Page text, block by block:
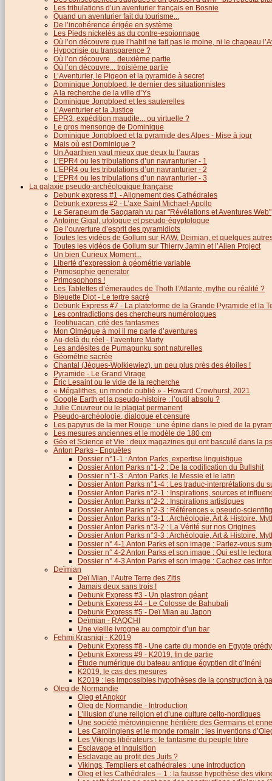
Les tribulations d’un aventurier français en Bosnie
Quand un aventurier fait du tourisme...
De l’incohérence érigée en système
Les Pieds nickelés as du contre-espionnage
Où l’on découvre que l’habit ne fait pas le moine, ni le chapeau
Hypocrisie ou transparence ?
Où l’on découvre... deuxième partie
Où l’on découvre... troisième partie
L’Aventurier, le Pigeon et la pyramide à secret
Dominique Jongbloed, le dernier des situationnistes
A la recherche de la ville d’Ys
Dominique Jongbloed et les sauterelles
L’Aventurier et la Justice
EPR3, expédition maudite... ou virtuelle ?
Le gros mensonge de Dominique
Dominique Jongbloed et la pyramide des Alpes - Mise à jour
Mais où est Dominique ?
Un Agarthien vaut mieux que deux tu l’auras
L’EPR4 ou les tribulations d’un navranturier - 1
L’EPR4 ou les tribulations d’un navranturier - 2
L’EPR4 ou les tribulations d’un navranturier - 3
La galaxie pseudo-archéologique française
Debunk express #1 - Alignement des Cathédrales
Debunk express #2 - L’axe Saint Michael-Apollo
Le Serapeum de Saqqarah vu par "Révélations et Aventures Web"
Antoine Gigal, ufologue et pseudo-égyptologue
De l’ouverture d’esprit des pyramidiots
Toutes les vidéos de Gollum sur RAW, Deimian, et quelques
Toutes les vidéos de Gollum sur Thierry Jamin et l’Alien Project
Un bien Curieux Moment...
Liberté d’expression à géométrie variable
Primosophie generator
Primosophons !
Les Tablettes d’émeraudes de Thoth l’Atlante, mythe ou réalité ?
Bleuette Diot - Le tertre sacré
Debunk Express #7 - La plateforme de la Grande Pyramide et la
Les contradictions des chercheurs numérologues
Teotihuacan, cité des fantasmes
Mon Olmèque à moi il me parle d’aventures
Au-delà du réel - l’aventure Marty
Les andésites de Pumapunku sont naturelles
Géométrie sacrée
Chantal (Jègues-Wolkiewiez), un peu plus près des étoiles !
Pyramide - Le Grand Virage
Éric Lesaint ou le vide de la recherche
« Mégalithes, un monde oublié » - Howard Crowhurst, 2021
Google Earth et la pseudo-histoire : l’outil absolu ?
Julie Couvreur ou le plagiat permanent
Pseudo-archéologie, dialogue et censure
Les papyrus de la mer Rouge : une épine dans le pied de la
Les mesures anciennes et le modèle de 180 cm
Géo et Science et Vie : deux magazines qui ont basculé dans la
Anton Parks - Enquêtes
Dossier n°1-1 : Anton Parks, expertise linguistique
Dossier Anton Parks n°1-2 : De la codification du Bullshit
Dossier n°1-3 : Anton Parks, le Messie et le latin
Dossier Anton Parks n°1-4 : Les traduc-interprétations du
Dossier Anton Parks n°2-1 : Inspirations, sources et
Dossier Anton Parks n°2-2 : Inspirations artistiques
Dossier Anton Parks n°2-3 : Références « pseudo-
Dossier Anton Parks n°3-1 : Archéologie, Art & Histoire,
Dossier Anton Parks n°3-2 : La Vérité sur nos Origines
Dossier Anton Parks n°3-3 : Archéologie, Art & Histoire,
Dossier n° 4-1 Anton Parks et son image : Parlez-vous
Dossier n° 4-2 Anton Parks et son image : Qui est le
Dossier n° 4-3 Anton Parks et son image : Cachez ces
Deïmian
Deï Mian, l’Autre Terre des Zitis
Jamais deux sans trois !
Debunk Express #3 - Un plastron géant
Debunk Express #4 - Le Colosse de Bahubali
Debunk Express #5 - Deï Mian au Japon
Deïmian - RAQCHI
Une vieille ivrogne au comptoir d’un bar
Fehmi Krasniqi - K2019
Debunk Express #8 - Une carte du monde en Egypte
Debunk Express #9 - K2019, fin de partie
Étude numérique du bateau antique égyptien dit d’Inéni
K2019, le cas des mesures
K2019 : les impossibles hypothèses de la construction à
Oleg de Normandie
Oleg et Angkor
Oleg de Normandie - Introduction
L’illusion d’une religion et d’une culture celto-nordiques
Une société mérovingienne héritière des Germains et
Les Carolingiens et le monde romain : les inventions
Les Vikings libérateurs : le fantasme du peuple libre
Esclavage et Inquisition
Esclavage au profit des Juifs ?
Vikings, Templiers et cathédrales : une introduction
Oleg et les Cathédrales – 1 : la fausse hypothèse des